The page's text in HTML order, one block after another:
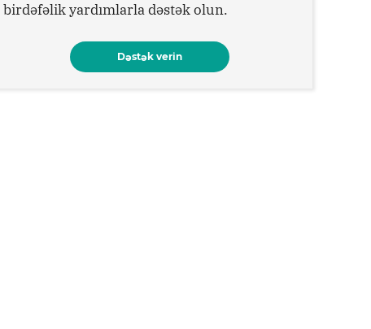
birdəfəlik yardımlarla dəstək olun.
Dəstək verin